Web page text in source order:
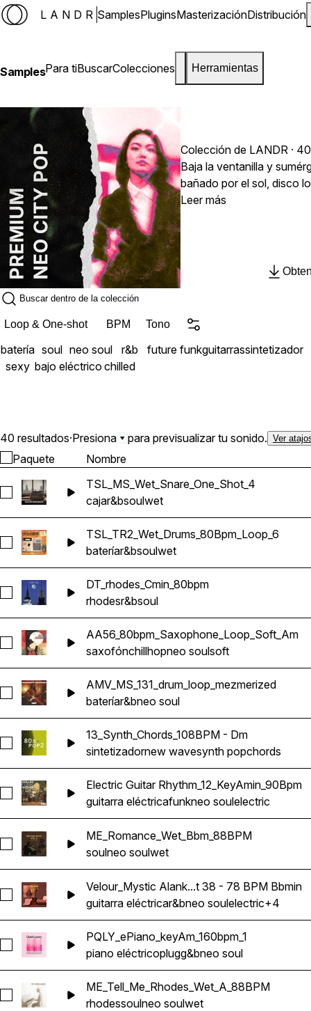
LANDR SamplesPluginsMasterizaciónDistribución
SamplesPara tiBuscarColecciones Herramientas
Colección de LANDR ·
Baja la ventanilla y
bañado por el sol, disco
FM con toques de jazz,
soul, hip-hop, acid jazz
Leer más
Loop & One-shot BPM Tono
batería soul neo soul r&b future funkguitarrassintetizador
sexy bajo eléctrico chilled
40 resultados·Presiona para previsualizar tu sonido. Ver
Paquete Nombre
Seleccionar TSL_MS_Wet_Snare_One_Shot_4
TSL_MS_Wet_Snare_One_Shot_4
cajar&bsoulwet
Seleccionar TSL_TR2_Wet_Drums_80Bpm_Loop_6
TSL_TR2_Wet_Drums_80Bpm_Loop_6
bateríar&bsoulwet
Seleccionar DT_rhodes_Cmin_80bpm
DT_rhodes_Cmin_80bpm
rhodesr&bsoul
Seleccionar AA56_80bpm_Saxophone_Loop_Soft_Am
AA56_80bpm_Saxophone_Loop_Soft_Am
saxofónchillhopneo soulsoft
Seleccionar AMV_MS_131_drum_loop_mezmerized
AMV_MS_131_drum_loop_mezmerized
bateríar&bneo soul
Seleccionar 13_Synth_Chords_108BPM - Dm
13_Synth_Chords_108BPM - Dm
sintetizadornew wavesynth popchords
Seleccionar Electric Guitar Rhythm_12_KeyAmin_90Bpm
Electric Guitar Rhythm_12_KeyAmin_90Bpm
guitarra eléctricafunkneo soulelectric
Seleccionar ME_Romance_Wet_Bbm_88BPM
ME_Romance_Wet_Bbm_88BPM
soulneo soulwet
Seleccionar Velour_Mystic Alankar -
Velour_Mystic Alank...t 38 - 78 BPM Bbmin
guitarra eléctricar&bneo soulelectric+4
Seleccionar PQLY_ePiano_keyAm_160bpm_1
PQLY_ePiano_keyAm_160bpm_1
piano eléctricoplugg&bneo soul
Seleccionar ME_Tell_Me_Rhodes_Wet_A_88BPM
ME_Tell_Me_Rhodes_Wet_A_88BPM
rhodessoulneo soulwet